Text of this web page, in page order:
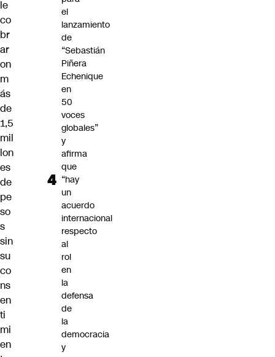
le
co
br
ar
on
m
ás
de
1,5
mil
lon
es
de
pe
so
s
sin
su
co
ns
en
ti
mi
en
el
lanzamiento
de
“Sebastián
Piñera
Echenique
en
50
voces
globales”
y
afirma
que
“hay
un
acuerdo
internacional
respecto
al
rol
en
la
defensa
de
la
democracia
y